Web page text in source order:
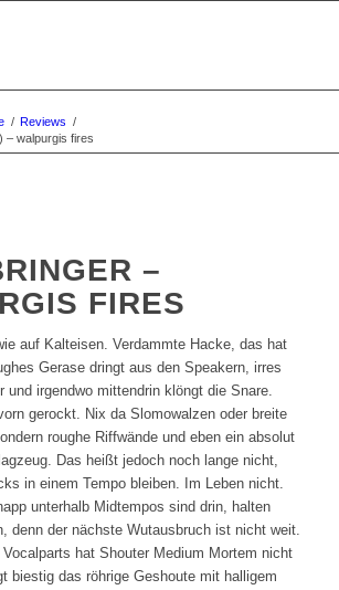
/ Reviews /
– walpurgis fires
–
FIRES
auf Kalteisen. Verdammte Hacke, das hat
Gerase dringt aus den Speakern, irres
und irgendwo mittendrin klöngt die Snare.
gerockt. Nix da Slomowalzen oder breite
roughe Riffwände und eben ein absolut
Das heißt jedoch noch lange nicht,
in einem Tempo bleiben. Im Leben nicht.
unterhalb Midtempos sind drin, halten
denn der nächste Wutausbruch ist nicht weit.
Vocalparts hat Shouter Medium Mortem nicht
biestig das röhrige Geshoute mit halligem